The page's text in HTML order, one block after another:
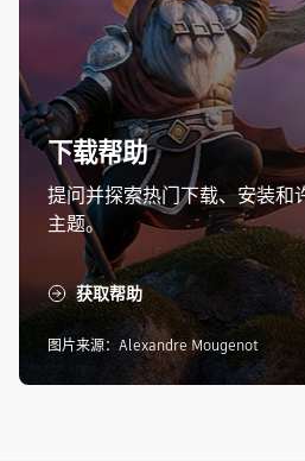
下载帮助
提问并探索热门下载、安装和
主题。
获取帮助
图片来源：Alexandre Mougenot